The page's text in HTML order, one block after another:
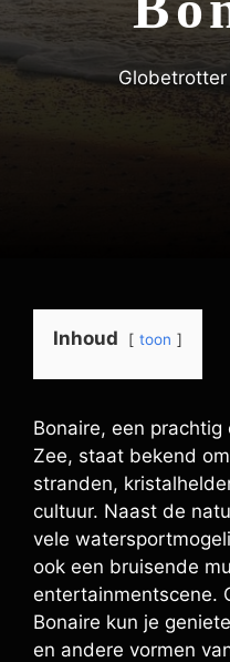
Globetrotter
Inhoud toon
Bonaire, een
Zee, staat bekend
stranden,
cultuur. Naast de
vele
ook een bruisende
entertainmentscene.
Bonaire kun je
en andere vormen